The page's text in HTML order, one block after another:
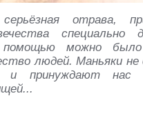
отрава,
специально
можно было
людей. Маньяки
и принуждают нас